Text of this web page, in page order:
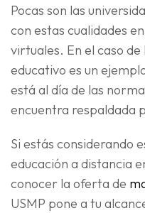
Pocas son las
con estas cualidades
virtuales. En el caso
educativo es un
está al día de las
encuentra respaldada
Si estás considerando
educación a distancia
conocer la oferta de
USMP pone a tu